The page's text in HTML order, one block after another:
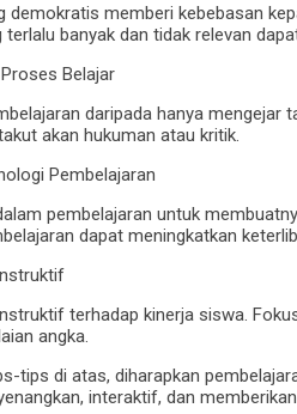
demokratis memberi kebebasan
terlalu banyak dan tidak relevan
Belajar
daripada hanya
akan hukuman atau kritik.
Pembelajaran
pembelajaran untuk
dapat meningkatkan
terhadap kinerja siswa.
angka.
tips di atas, diharapkan
interaktif, dan